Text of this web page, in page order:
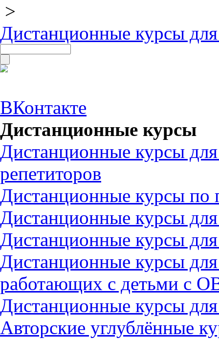
>
Дистанционные курсы
ВКонтакте
Дистанционные курсы
Дистанционные курсы
репетиторов
Дистанционные курсы по
Дистанционные курсы
Дистанционные курсы
Дистанционные курсы
работающих с детьми с
Дистанционные курсы
Авторские углублённые